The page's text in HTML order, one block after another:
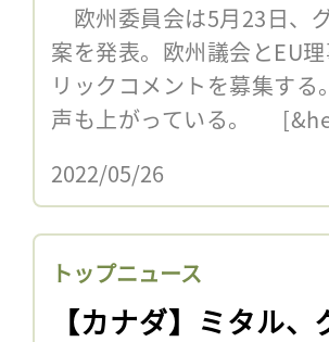
欧州委員会は5月23日、
案を発表。欧州議会とEU
リックコメントを募集す
声も上がっている。
2022/05/26
トップニュース
【カナダ】ミタル